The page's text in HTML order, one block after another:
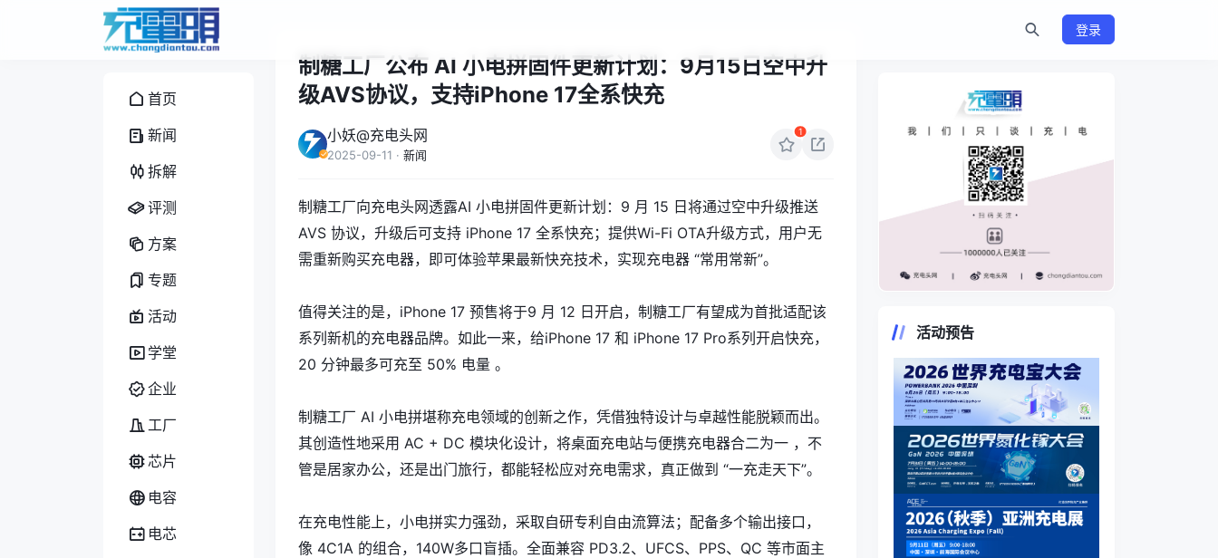
登录
首页
新闻
拆解
评测
方案
专题
活动
学堂
企业
工厂
芯片
电容
电芯
制糖工厂公布 AI 小电拼固件更新计划：9月15日空中升
级AVS协议，支持iPhone 17全系快充
小妖@充电头网
2025-09-11 · 新闻
1
制糖工厂向充电头网透露AI 小电拼固件更新计划：9 月 15 日将通过空中升级推送
AVS 协议，升级后可支持 iPhone 17 全系快充；提供Wi-Fi OTA升级方式，用户无
需重新购买充电器，即可体验苹果最新快充技术，实现充电器 “常用常新”。​
值得关注的是，iPhone 17 预售将于9 月 12 日开启，制糖工厂有望成为首批适配该
系列新机的充电器品牌。如此一来，给iPhone 17 和 iPhone 17 Pro系列开启快充，
20 分钟最多可充至 50% 电量 。
制糖工厂 AI 小电拼堪称充电领域的创新之作，凭借独特设计与卓越性能脱颖而出。
其创造性地采用 AC + DC 模块化设计，将桌面充电站与便携充电器合二为一 ，不
管是居家办公，还是出门旅行，都能轻松应对充电需求，真正做到 “一充走天下”。
在充电性能上，小电拼实力强劲，采取自研专利自由流算法；配备多个输出接口，
像 4C1A 的组合，140W多口盲插。全面兼容 PD3.2、UFCS、PPS、QC 等市面主
活动预告